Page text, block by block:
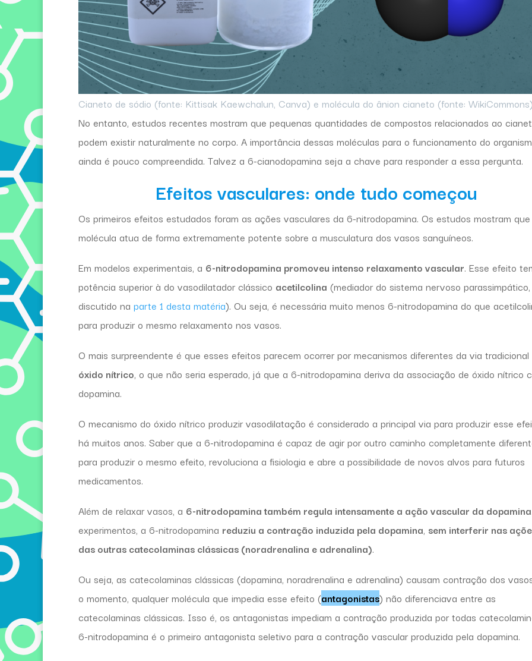
Cianeto de sódio (fonte: Kittisak Kaewchalun, Canva) e molécula do ânion cianeto (fonte:
No entanto, estudos recentes mostram que pequenas quantidades de compostos relacionados ao
podem existir naturalmente no corpo. A importância dessas moléculas para o funcionamento do
ainda é pouco compreendida. Talvez a 6-cianodopamina seja a chave para responder a essa pergunta.
Efeitos vasculares: onde tudo começou
Os primeiros efeitos estudados foram as ações vasculares da 6-nitrodopamina. Os estudos mostram
molécula atua de forma extremamente potente sobre a musculatura dos vasos sanguíneos.
Em modelos experimentais, a 6-nitrodopamina promoveu intenso relaxamento vascular. Esse efeito
potência superior à do vasodilatador clássico acetilcolina (mediador do sistema nervoso parassimpático,
discutido na parte 1 desta matéria). Ou seja, é necessária muito menos 6-nitrodopamina do que
para produzir o mesmo relaxamento nos vasos.
O mais surpreendente é que esses efeitos parecem ocorrer por mecanismos diferentes da via
óxido nítrico, o que não seria esperado, já que a 6-nitrodopamina deriva da associação de óxido nítrico
dopamina.
O mecanismo do óxido nítrico produzir vasodilatação é considerado a principal via para produzir esse
há muitos anos. Saber que a 6-nitrodopamina é capaz de agir por outro caminho completamente
para produzir o mesmo efeito, revoluciona a fisiologia e abre a possibilidade de novos alvos para futuros
medicamentos.
Além de relaxar vasos, a 6-nitrodopamina também regula intensamente a ação vascular da dopamina
experimentos, a 6-nitrodopamina reduziu a contração induzida pela dopamina, sem interferir nas
das outras catecolaminas clássicas (noradrenalina e adrenalina).
Ou seja, as catecolaminas clássicas (dopamina, noradrenalina e adrenalina) causam contração dos
o momento, qualquer molécula que impedia esse efeito (antagonistas) não diferenciava entre as
catecolaminas clássicas. Isso é, os antagonistas impediam a contração produzida por todas
6-nitrodopamina é o primeiro antagonista seletivo para a contração vascular produzida pela dopamina.